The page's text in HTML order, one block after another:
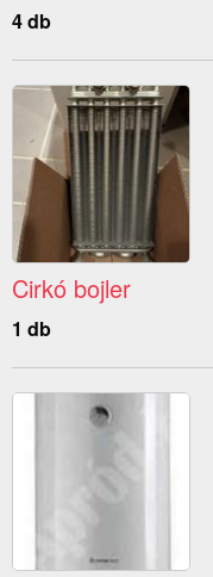
4 db
Cirkó bojler
1 db